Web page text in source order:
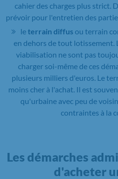
cahier des charges plus strict.
prévoir pour l'entretien des
leterrain diffusou terrain
en dehors de tout lotissement.
viabilisation ne sont pas
charger soi-même de ces
plusieurs milliers d'euros. Le
moins cher à l'achat. Il est
qu'urbaine avec peu de
contraintes à la
Les démarches
d'acheter